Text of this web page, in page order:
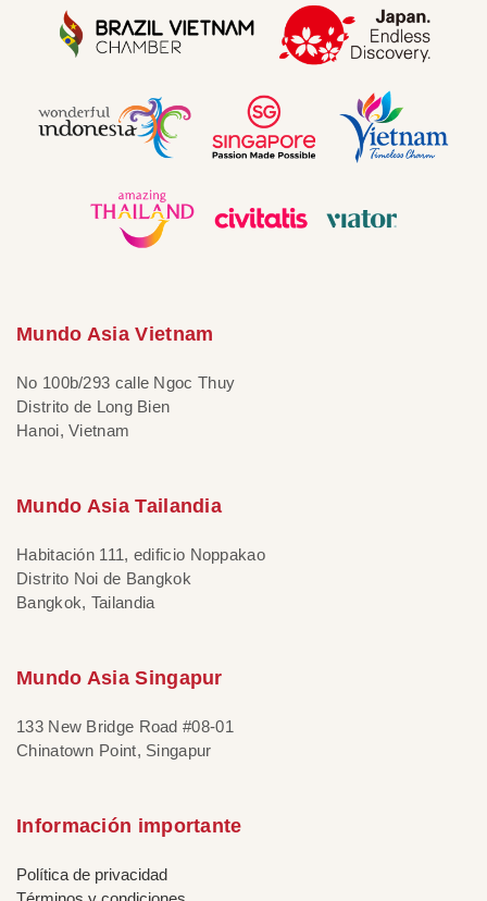
Mundo Asia Vietnam
No 100b/293 calle Ngoc Thuy
Distrito de Long Bien
Hanoi, Vietnam
Mundo Asia Tailandia
Habitación 111, edificio Noppakao
Distrito Noi de Bangkok
Bangkok, Tailandia
Mundo Asia Singapur
133 New Bridge Road #08-01
Chinatown Point, Singapur
Información importante
Política de privacidad